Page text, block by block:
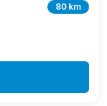
80 km